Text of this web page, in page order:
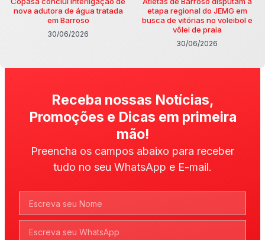
nova adutora de água tratada
em Barroso
30/06/2026
etapa regional do JEMG em
busca de vitórias no voleibol e
vôlei de praia
30/06/2026
Receba nossas Notícias,
Promoções e Dicas em primeira
mão!
Preencha os campos abaixo para receber
tudo no seu WhatsApp e E-mail.